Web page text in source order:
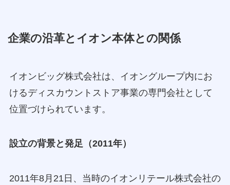
企業の沿革とイオン本体との関係
イオンビッグ株式会社は、イオングループ内にお
けるディスカウントストア事業の専門会社として
位置づけられています。
設立の背景と発足（2011年）
2011年8月21日、当時のイオンリテール株式会社の